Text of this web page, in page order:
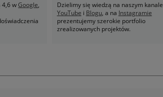
4,6 wGoogle,
Dzielimy się wiedzą na naszym kanale
YouTube i Blogu, a na Instagramie
prezentujemy szerokie portfolio
zrealizowanych projektów.